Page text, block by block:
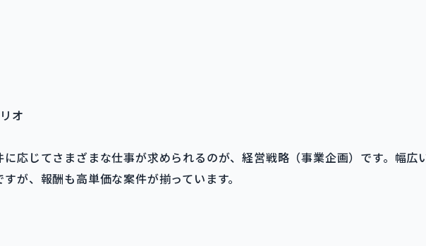
オ
応じてさまざまな仕事が求められるのが、経営戦略（事業企画）です。幅広
が、報酬も高単価な案件が揃っています。